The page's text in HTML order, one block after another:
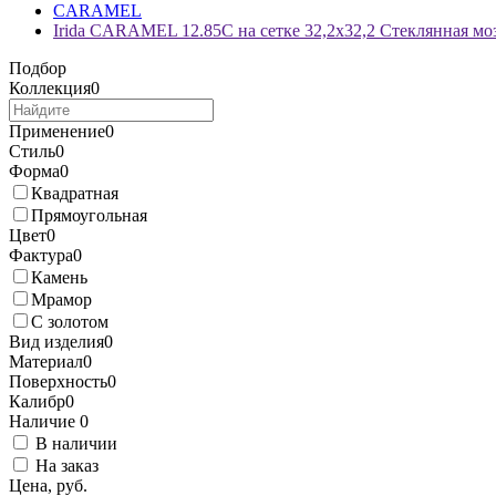
CARAMEL
Irida CARAMEL 12.85C на сетке 32,2x32,2 Стеклянная
Подбор
Коллекция0
Применение0
Стиль0
Форма0
Квадратная
Прямоугольная
Цвет0
Фактура0
Камень
Мрамор
С золотом
Вид изделия0
Материал0
Поверхность0
Калибр0
Наличие 0
В наличии
На заказ
Цена, руб.